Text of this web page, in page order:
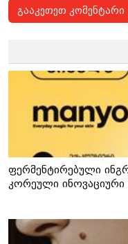
გააკეთეთ კომენტარი
ფერმენტირებული
კორეული